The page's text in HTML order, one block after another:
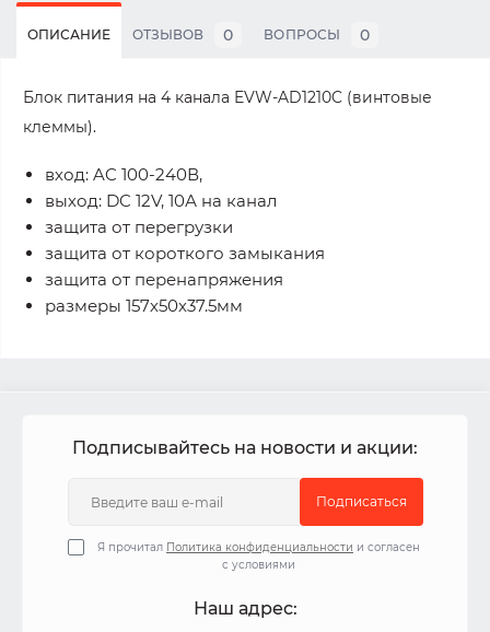
ОПИСАНИЕ ОТЗЫВОВ 0 ВОПРОСЫ 0
Блок питания на 4 канала EVW-AD1210C (винтовые
клеммы).
вход: AC 100-240В,
выход: DC 12V, 10А на канал
защита от перегрузки
защита от короткого замыкания
защита от перенапряжения
размеры 157х50х37.5мм
Подписывайтесь на новости и акции:
Подписаться
Я прочитал Политика конфиденциальности и согласен
с условиями
Наш адрес: